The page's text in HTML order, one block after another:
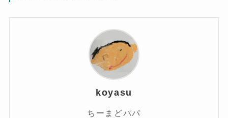
koyasu
ちーまどパパ